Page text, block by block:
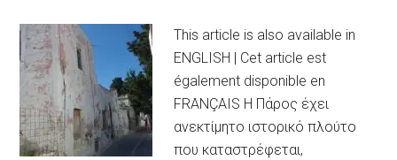
This article is also available in
ENGLISH | Cet article est
également disponible en
FRANÇAIS Η Πάρος έχει
ανεκτίμητο ιστορικό πλούτο
που καταστρέφεται,